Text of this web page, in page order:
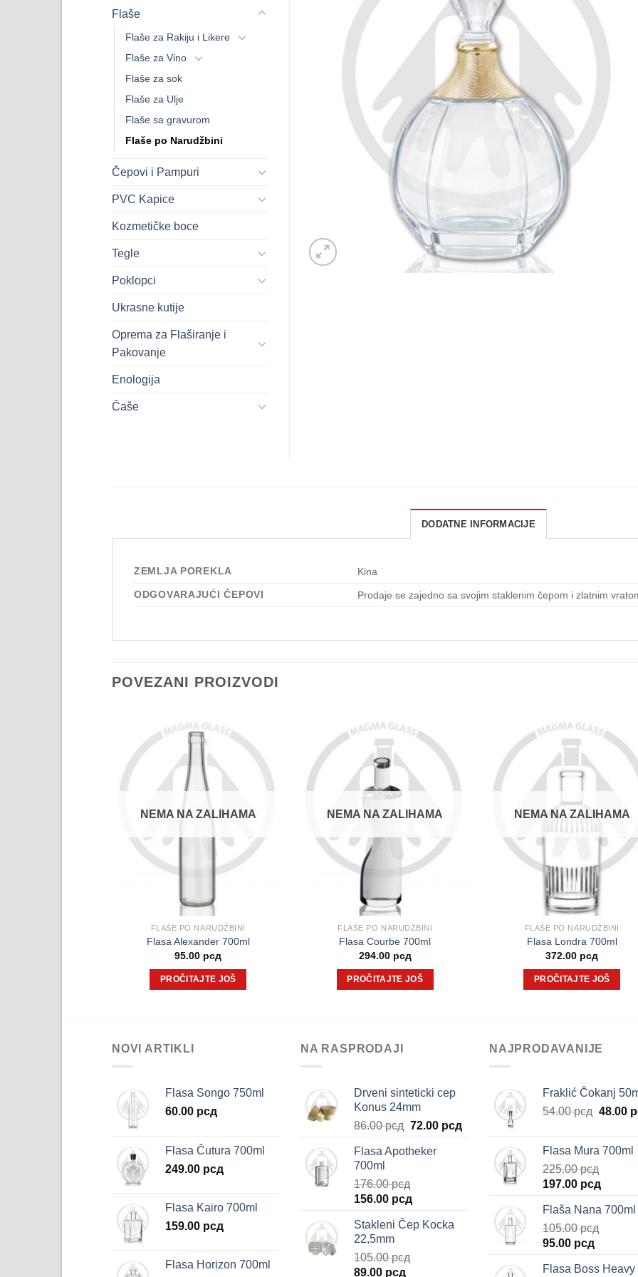
Flaše
Flaše za Rakiju i Likere
Flaše za Vino
Flaše za sok
Flaše za Ulje
Flaše sa gravurom
Flaše po Narudžbini
Čepovi i Pampuri
PVC Kapice
Kozmetičke boce
Tegle
Poklopci
Ukrasne kutije
Oprema za Flaširanje i
Pakovanje
Enologija
Čaše
DODATNE INFORMACIJE
ZEMLJA POREKLA
Kina
ODGOVARAJUĆI ČEPOVI
Prodaje se zajedno sa svojim staklenim čepom i zlatnim
POVEZANI PROIZVODI
NEMA NA ZALIHAMA
FLAŠE PO NARUDŽBINI
Flasa Alexander 700ml
95.00 рсд
PROČITAJTE JOŠ
NEMA NA ZALIHAMA
FLAŠE PO NARUDŽBINI
Flasa Courbe 700ml
294.00 рсд
PROČITAJTE JOŠ
NEMA NA ZALIHAMA
FLAŠE PO NARUDŽBINI
Flasa Londra 700ml
372.00 рсд
PROČITAJTE JOŠ
NOVI ARTIKLI
Flasa Songo 750ml
60.00 рсд
Flasa Čutura 700ml
249.00 рсд
Flasa Kairo 700ml
159.00 рсд
Flasa Horizon 700ml
NA RASPRODAJI
Drveni sinteticki cep
Konus 24mm
86.00рсд Originalna
je
86.00 рсд.
72.00 рсдTrenutna
72.00 рсд.
Flasa Apotheker
700ml
176.00рсд
Originalna
je
bila:
176.00 рсд.
156.00 рсд
je:
Stakleni Čep Kocka
22,5mm
105.00рсд
Originalna
89.00 рсд
NAJPRODAVANIJE
Fraklić Čokanj
54.00рсд
bila:
54.00
48.00
Flasa Mura 700ml
225.00рсд
Originalna
je
bila:
225.00 рсд.
197.00 рсд
je:
Flaša Nana 700ml
105.00рсд
Originalna
je
95.00 рсд
je:
Flasa Boss Heavy